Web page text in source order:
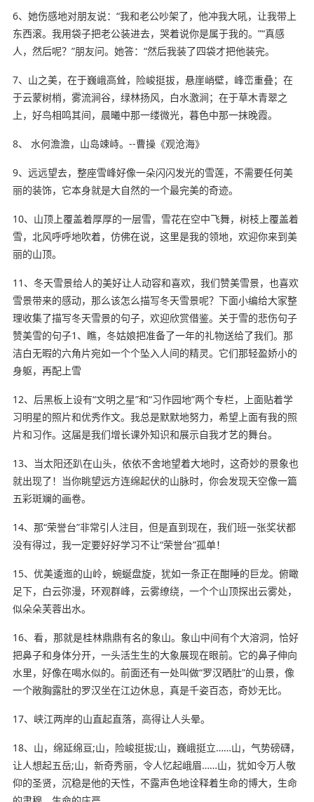
6、她伤感地对朋友说：“我和老公吵架了，他冲我大吼，让我带上
东西滚。我用袋子把老公装进去，哭着说你是属于我的。”“真感
人，然后呢？”朋友问。她答：“然后我装了四袋才把他装完。
7、山之美，在于巍峨高耸，险峻挺拔，悬崖峭壁，峰峦重叠；在
于云蒙树梢，雾流涧谷，绿林扬风，白水激涧；在于草木青翠之
上，好鸟相鸣其间，晨曦中那一缕微光，暮色中那一抹晚霞。
8、 水何澹澹，山岛竦峙。--曹操《观沧海》
9、远远望去，整座雪峰好像一朵闪闪发光的雪莲，不需要任何美
丽的装饰，它本身就是大自然的一个最完美的奇迹。
10、山顶上覆盖着厚厚的一层雪，雪花在空中飞舞，树枝上覆盖着
雪，北风呼呼地吹着，仿佛在说，这里是我的领地，欢迎你来到美
丽的山顶。
11、冬天雪景给人的美好让人动容和喜欢，我们赞美雪景，也喜欢
雪景带来的感动，那么该怎么描写冬天雪景呢？下面小编给大家整
理收集了描写冬天雪景的句子，欢迎欣赏借鉴。关于雪的悲伤句子
赞美雪的句子1、瞧，冬姑娘把准备了一年的礼物送给了我们。那
洁白无暇的六角片宛如一个个坠入人间的精灵。它们那轻盈娇小的
身躯，再配上雪
12、后黑板上设有“文明之星”和“习作园地”两个专栏，上面贴着学
习明星的照片和优秀作文。我总是默默地努力，希望上面有我的照
片和习作。这届是我们增长课外知识和展示自我才艺的舞台。
13、当太阳还趴在山头，依依不舍地望着大地时，这奇妙的景象也
就出现了！当你眺望远方连绵起伏的山脉时，你会发现天空像一篇
五彩斑斓的画卷。
14、那“荣誉台”非常引人注目，但是直到现在，我们班一张奖状都
没有得过，我一定要好好学习不让“荣誉台”孤单！
15、优美逶迤的山岭，蜿蜒盘旋，犹如一条正在酣睡的巨龙。俯瞰
足下，白云弥漫，环观群峰，云雾缭绕，一个个山顶探出云雾处，
似朵朵芙蓉出水。
16、看，那就是桂林鼎鼎有名的象山。象山中间有个大溶洞，恰好
把鼻子和身体分开，一头活生生的大象展现在眼前。它的鼻子伸向
水里，好像在喝水似的。前面还有一处叫做“罗汉晒肚”的山景，像
一个敞胸露肚的罗汉坐在江边休息，真是千姿百态，奇妙无比。
17、峡江两岸的山直起直落，高得让人头晕。
18、山，绵延绵亘;山，险峻挺拔;山，巍峨挺立……山，气势磅礴，
让人想起五岳;山，新奇秀丽，令人忆起峨眉……山，犹如令万人敬
仰的圣贤，沉稳是他的天性，不露声色地诠释着生命的博大，生命